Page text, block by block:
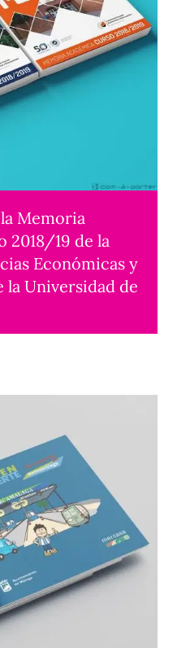
Memoria
2018/19 de la
Económicas y
la Universidad de